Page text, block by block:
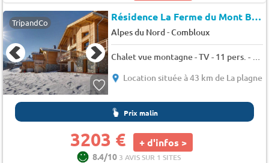
TripandCo Résidence La Ferme du Mont Blanc
Alpes du Nord-Combloux
Chalet vue montagne - TV - 11 pers. - 250m2 - Animaux admis
Location située à 43 km de La plagne
Prix malin
3203 € + d'infos >
8.4/10 3 AVIS SUR 1 SITES